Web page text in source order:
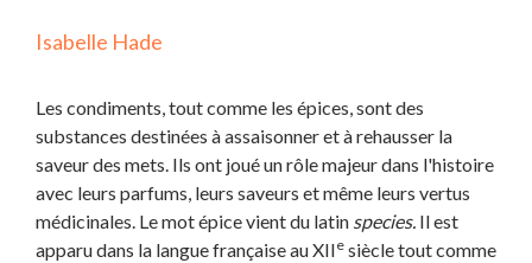
Isabelle Hade
Les condiments, tout comme les épices, sont des
substances destinées à assaisonner et à rehausser la
saveur des mets. Ils ont joué un rôle majeur dans l'histoire
avec leurs parfums, leurs saveurs et même leurs vertus
médicinales. Le mot épice vient du latin species. Il est
apparu dans la langue française au XIIe siècle tout comme